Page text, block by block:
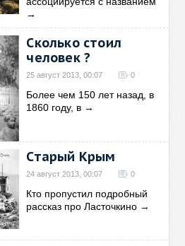
→
Сколько стоил
человек ?
25 август 2013, 00:07 0
Более чем 150 лет назад, в
1860 году, в →
Старый Крым
24 август 2013, 00:07 0
Кто пропустил подробный
рассказ про Ласточкино →